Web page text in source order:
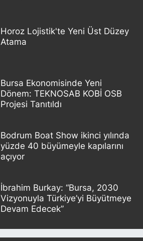
Horoz Lojistik'te Yeni Üst Düzey
Atama
Bursa Ekonomisinde Yeni
Dönem: TEKNOSAB KOBİ OSB
Projesi Tanıtıldı
Bodrum Boat Show ikinci yılında
yüzde 40 büyümeyle kapılarını
açıyor
İbrahim Burkay: “Bursa, 2030
Vizyonuyla Türkiye’yi Büyütmeye
Devam Edecek”